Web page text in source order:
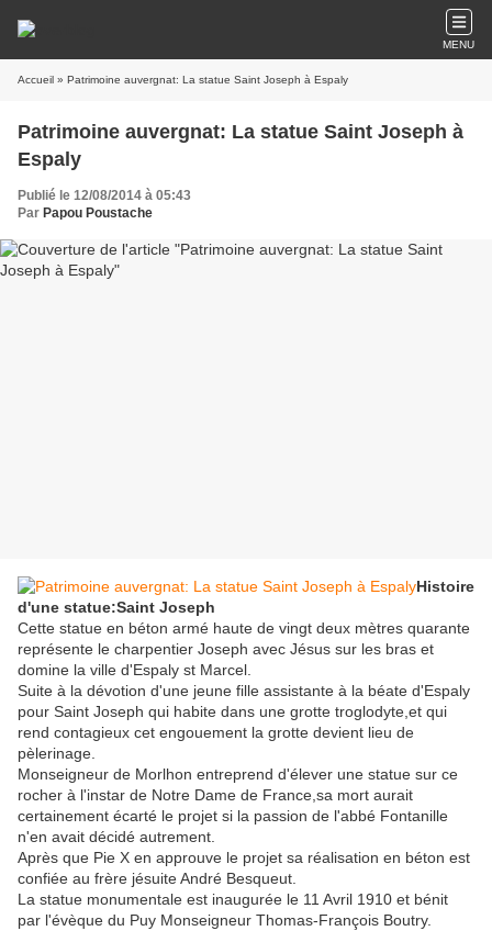
MENU
Accueil » Patrimoine auvergnat: La statue Saint Joseph à Espaly
Patrimoine auvergnat: La statue Saint Joseph à
Espaly
Publié le 12/08/2014 à 05:43
Par Papou Poustache
Histoire
d'une statue:Saint Joseph
Cette statue en béton armé haute de vingt deux mètres quarante
représente le charpentier Joseph avec Jésus sur les bras et
domine la ville d'Espaly st Marcel.
Suite à la dévotion d'une jeune fille assistante à la béate d'Espaly
pour Saint Joseph qui habite dans une grotte troglodyte,et qui
rend contagieux cet engouement la grotte devient lieu de
pèlerinage.
Monseigneur de Morlhon entreprend d'élever une statue sur ce
rocher à l'instar de Notre Dame de France,sa mort aurait
certainement écarté le projet si la passion de l'abbé Fontanille
n'en avait décidé autrement.
Après que Pie X en approuve le projet sa réalisation en béton est
confiée au frère jésuite André Besqueut.
La statue monumentale est inaugurée le 11 Avril 1910 et bénit
par l'évèque du Puy Monseigneur Thomas-François Boutry.